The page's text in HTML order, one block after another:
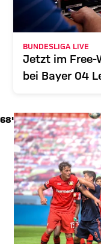
BUNDESLIGA LIVE
Jetzt im Free-
bei Bayer 04
68'